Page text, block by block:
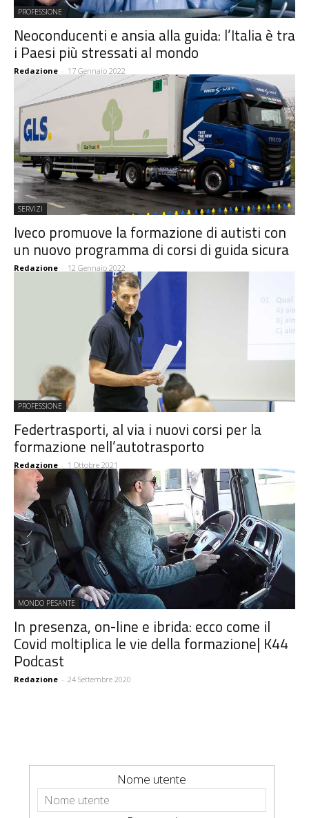
PROFESSIONE
Neoconducenti e ansia alla guida: l’Italia è tra
i Paesi più stressati al mondo
Redazione - 17 Gennaio 2022
SERVIZI
Iveco promuove la formazione di autisti con
un nuovo programma di corsi di guida sicura
Redazione - 12 Gennaio 2022
PROFESSIONE
Federtrasporti, al via i nuovi corsi per la
formazione nell’autotrasporto
Redazione - 1 Ottobre 2021
MONDO PESANTE
In presenza, on-line e ibrida: ecco come il
Covid moltiplica le vie della formazione| K44
Podcast
Redazione - 24 Settembre 2020
Nome utente